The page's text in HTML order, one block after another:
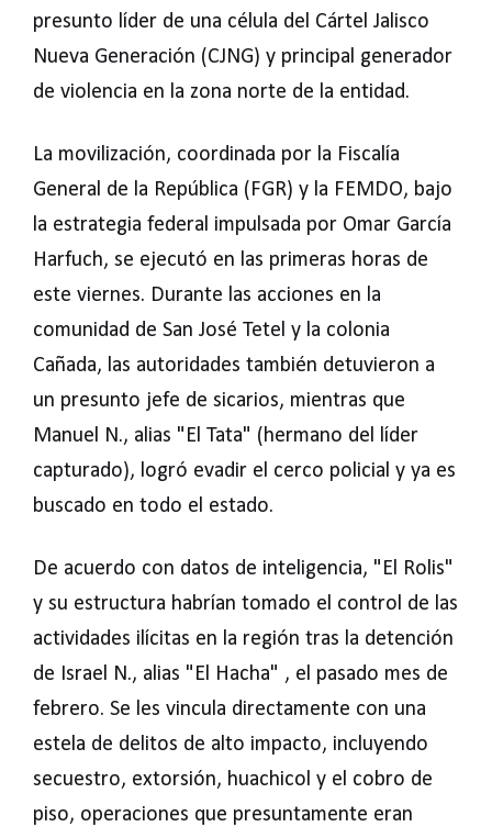
presunto líder de una célula del Cártel Jalisco
Nueva Generación (CJNG) y principal generador
de violencia en la zona norte de la entidad.
La movilización, coordinada por la Fiscalía
General de la República (FGR) y la FEMDO, bajo
la estrategia federal impulsada por Omar García
Harfuch, se ejecutó en las primeras horas de
este viernes. Durante las acciones en la
comunidad de San José Tetel y la colonia
Cañada, las autoridades también detuvieron a
un presunto jefe de sicarios, mientras que
Manuel N., alias "El Tata" (hermano del líder
capturado), logró evadir el cerco policial y ya es
buscado en todo el estado.
De acuerdo con datos de inteligencia, "El Rolis"
y su estructura habrían tomado el control de las
actividades ilícitas en la región tras la detención
de Israel N., alias "El Hacha" , el pasado mes de
febrero. Se les vincula directamente con una
estela de delitos de alto impacto, incluyendo
secuestro, extorsión, huachicol y el cobro de
piso, operaciones que presuntamente eran